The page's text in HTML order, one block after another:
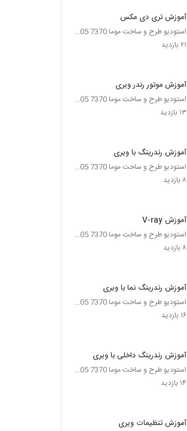
آموزش تری دی مکس
استودیو طرح و ساخت موما 7370 7105-021
۲۱ بازدید
آموزش موتور رندر ویری
استودیو طرح و ساخت موما 7370 7105-021
۱۳ بازدید
آموزش رندرینگ با ویری
استودیو طرح و ساخت موما 7370 7105-021
۸ بازدید
آموزش V-ray
استودیو طرح و ساخت موما 7370 7105-021
۸ بازدید
آموزش رندرینگ نما با ویری
استودیو طرح و ساخت موما 7370 7105-021
۱۶ بازدید
آموزش رندرینگ داخلی با ویری
استودیو طرح و ساخت موما 7370 7105-021
۱۴ بازدید
آموزش تنظیمات ویری